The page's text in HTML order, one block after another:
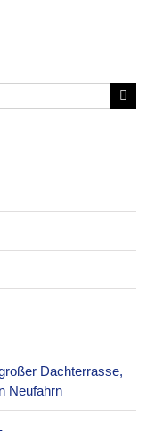
Dachterrasse,
Neufahrn